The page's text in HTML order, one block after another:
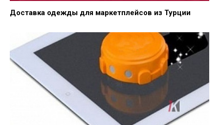
Доставка одежды для маркетплейсов из Турции